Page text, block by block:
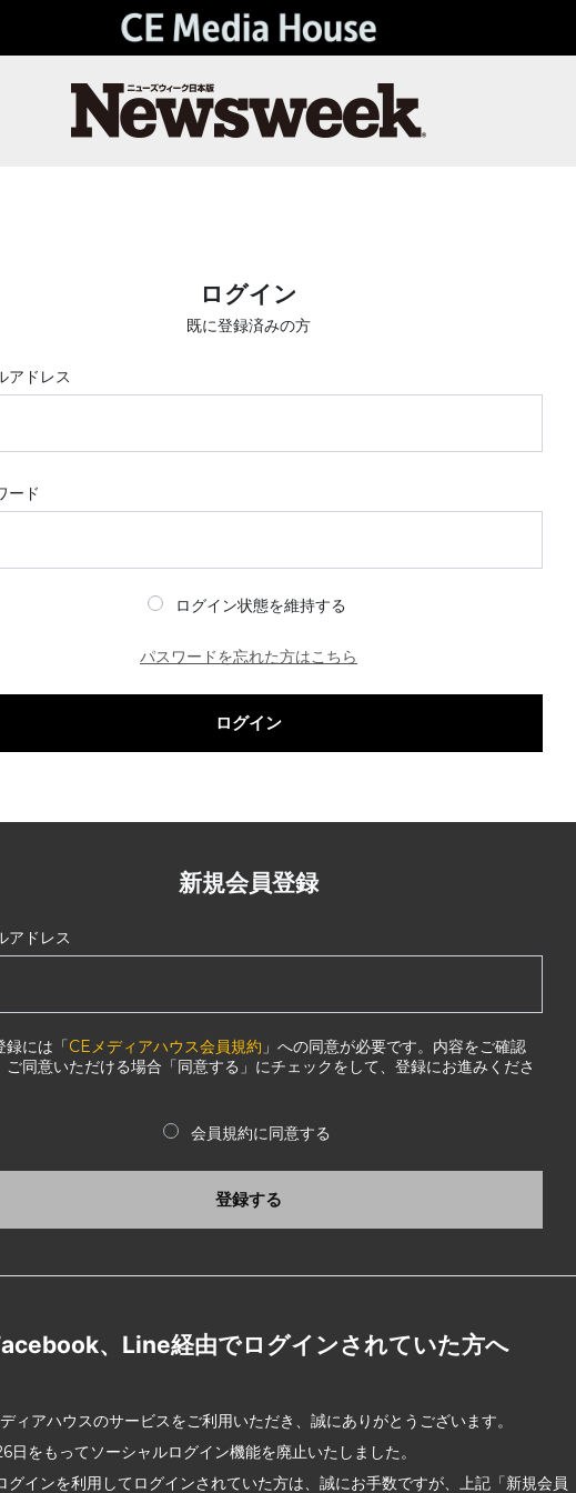
ログイン
既に登録済みの方
アドレス
ード
ログイン状態を維持する
パスワードを忘れた方はこちら
ログイン
新規会員登録
アドレス
録には「CEメディアハウス会員規約 」への同意が必要です。内容をご確認
ご同意いただける場合「同意する」にチェックをして、登録にお進みくださ
会員規約に同意する
登録する
、Line経由でログインされていた方へ
ィアハウスのサービスをご利用いただき、誠にありがとうございます。
日をもってソーシャルログイン機能を廃止いたしました。
グインを利用してログインされていた方は、誠にお手数ですが、上記「新規会員